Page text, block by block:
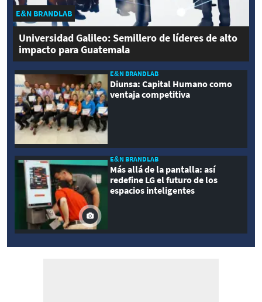
E&N BRANDLAB
Universidad Galileo: Semillero de líderes de alto
impacto para Guatemala
E&N BRANDLAB
Diunsa: Capital Humano como
ventaja competitiva
E&N BRANDLAB
Más allá de la pantalla: así
redefine LG el futuro de los
espacios inteligentes